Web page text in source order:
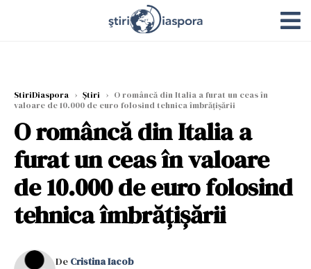
StiriDiaspora › Știri › O româncă din Italia a furat un ceas în
valoare de 10.000 de euro folosind tehnica îmbrățișării
O româncă din Italia a
furat un ceas în valoare
de 10.000 de euro folosind
tehnica îmbrățișării
De Cristina Iacob